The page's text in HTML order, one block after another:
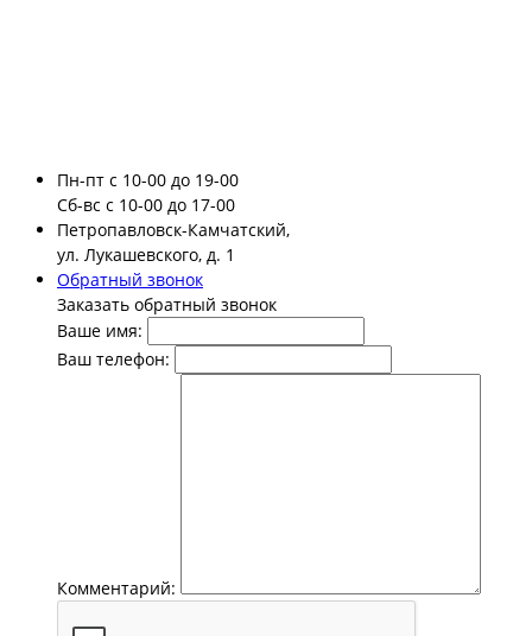
Пн-пт с 10-00 до 19-00
Сб-вс с 10-00 до 17-00
Петропавловск-Камчатский,
ул. Лукашевского, д. 1
Обратный звонок
Заказать обратный звонок
Ваше имя:
Ваш телефон:
Комментарий: